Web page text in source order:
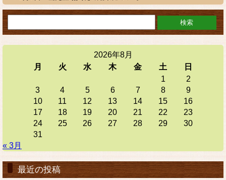
2026年8月
月
火 水 木 金 土
日
1
2
3
4 5 6 7 8
9
10
11 12 13 14 15
16
17
18 19 20 21 22
23
24
25 26 27 28 29
30
31
« 3月
最近の投稿